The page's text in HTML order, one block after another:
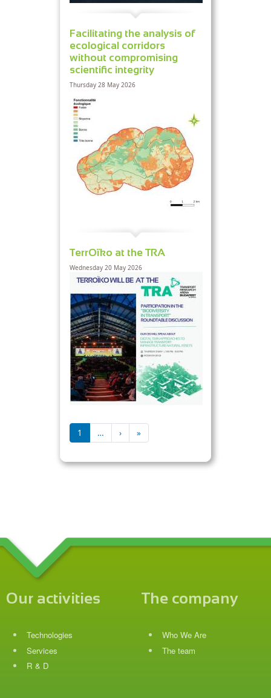
Facilitating the analysis of
ecological corridors
without compromising
scientific integrity
Thursday 28 May 2026
TerrOïko at the TRA
Wednesday 20 May 2026
Pagination
1 … ›Next page
»Last page
Our activities
Technologies
Services
R & D
The company
Who We Are
The team